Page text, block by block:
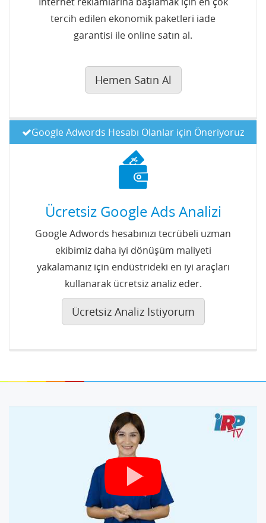
tercih edilen ekonomik paketleri iade
garantisi ile online satın al.
Hemen Satın Al
Google Adwords Hesabı Olanlar için Öneriyoruz
Ücretsiz Google Ads Analizi
Google Adwords hesabınızı tecrübeli uzman
ekibimiz daha iyi dönüşüm maliyeti
yakalamanız için endüstrideki en iyi araçları
kullanarak ücretsiz analiz eder.
Ücretsiz Analiz İstiyorum